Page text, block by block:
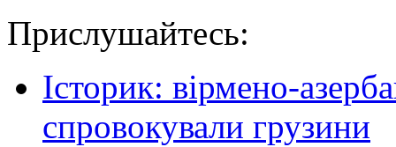
Прислушайтесь:
Історик: вірмено-
спровокували грузини